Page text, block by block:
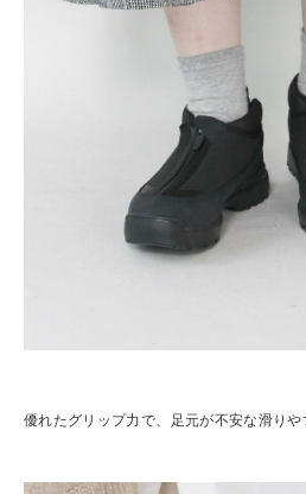
優れたグリップ力で、足元が不安な滑りや